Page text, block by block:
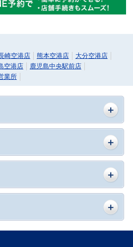
崎空港店 熊本空港店
大分空港店
空港店
鹿児島中央駅前店
業所